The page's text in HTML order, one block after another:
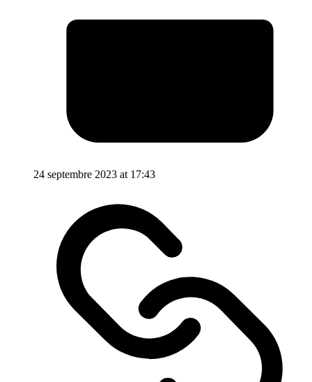
24 septembre 2023 at 17:43